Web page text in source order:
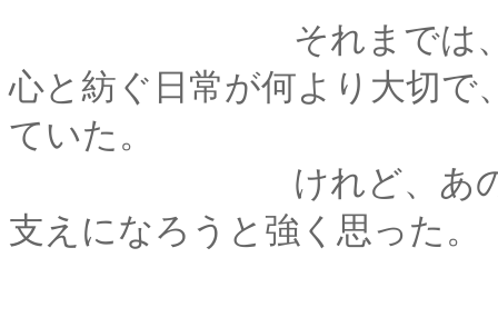
それまでは、ただた
心と紡ぐ日常が何より大切
ていた。
けれど、あの時。わ
支えになろうと強く思った。